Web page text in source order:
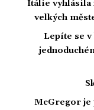
Itálie vyhlásila
velkých
Lepíte se
McGregor je